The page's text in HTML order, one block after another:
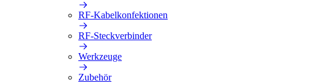
RF-Kabelkonfektionen
RF-Steckverbinder
Werkzeuge
Zubehör